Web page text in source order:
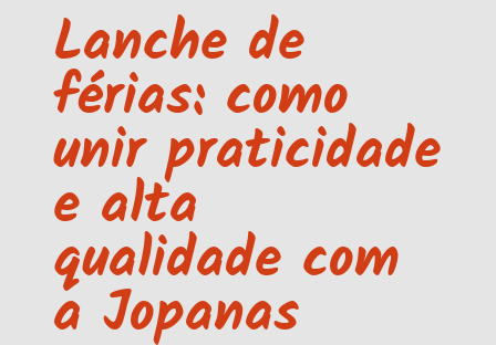
Lanche de
férias: como
unir praticidade
e alta
qualidade com
a Jopanas